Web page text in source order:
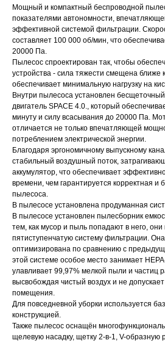
Мощный и компактный беспроводной
показателями автономности,
эффективной системой фильтрации.
составляет 100 000 об/мин, что
20000 Па.
Пылесос спроектирован так, чтобы
устройства - сила тяжести смещена ближе
обеспечивает минимальную нагрузку на
Внутри пылесоса установлен
двигатель SPACE 4.0., который
минуту и силу всасывания до 20000 Па.
отличается не только впечатляющей
потреблением электрической энергии.
Благодаря эргономичному выпускному
стабильный воздушный поток,
аккумулятор, что обеспечивает
времени, чем гарантируется корректная и
пылесоса.
В пылесосе установлена продуманная
В пылесосе установлен пылесборник
тем, как мусор и пыль попадают в него, они
пятиступенчатую систему фильтрации.
оптимизирована по сравнению с
этой системе особое место занимает
улавливает 99,97% мелкой пыли и частиц
высвобождая чистый воздух и не
помещения.
Для повседневной уборки используется
конструкцией.
Также пылесос оснащён
щелевую насадку, щетку 2-в-1, V-образную